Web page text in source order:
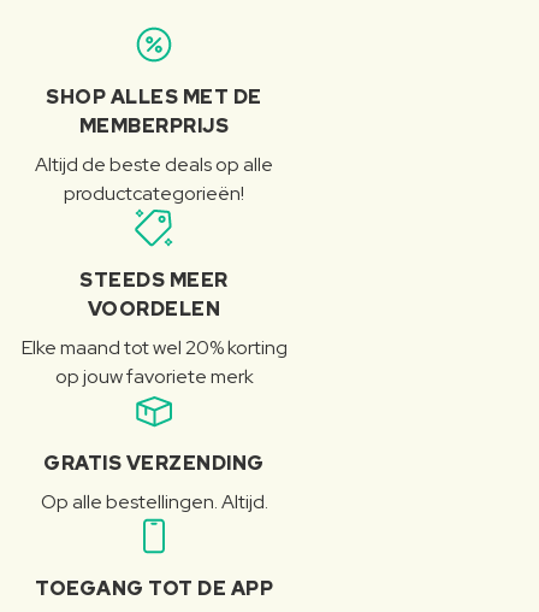
SHOP ALLES MET DE
MEMBERPRIJS
Altijd de beste deals op alle
productcategorieën!
STEEDS MEER
VOORDELEN
Elke maand tot wel 20% korting
op jouw favoriete merk
GRATIS VERZENDING
Op alle bestellingen. Altijd.
TOEGANG TOT DE APP